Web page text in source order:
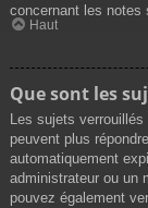
concernant les notes
Haut
Que sont les
Les sujets
peuvent plus
automatiquement
administrateur ou un
pouvez également